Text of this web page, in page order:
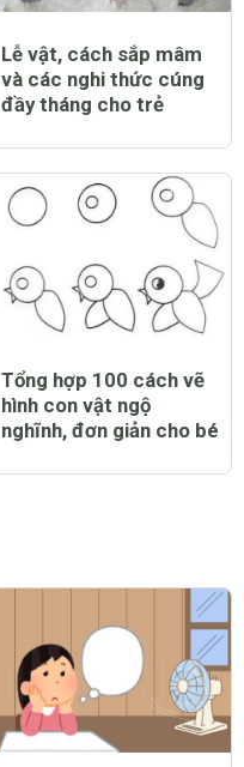
Lễ vật, cách sắp mâm
và các nghi thức cúng
đầy tháng cho trẻ
Tổng hợp 100 cách vẽ
hình con vật ngộ
nghĩnh, đơn giản cho bé